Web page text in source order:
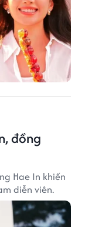
đồng
Hae In khiến
diễn viên.